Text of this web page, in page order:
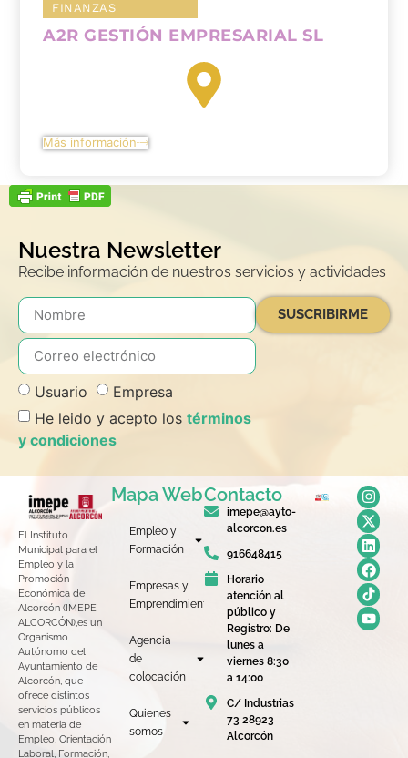
FINANZAS
A2R GESTIÓN EMPRESARIAL SL
Más información
Nuestra Newsletter
Recibe información de nuestros servicios y actividades
Usuario
Empresa
He leido y acepto los términos
y condiciones
SUSCRIBIRME
El Instituto
Municipal para el
Empleo y la
Promoción
Económica de
Alcorcón (IMEPE
ALCORCÓN),es un
Organismo
Autónomo del
Ayuntamiento de
Alcorcón, que
ofrece distintos
servicios públicos
en materia de
Empleo, Orientación
Laboral, Formación,
Mapa Web
Empleo y
Formación
Empresas y
Emprendimiento
Agencia
de
colocación
Quienes
somos
Contacto
imepe@ayto-
alcorcon.es
916648415
Horario
atención al
público y
Registro: De
lunes a
viernes 8:30
a 14:00
C/ Industrias
73 28923
Alcorcón